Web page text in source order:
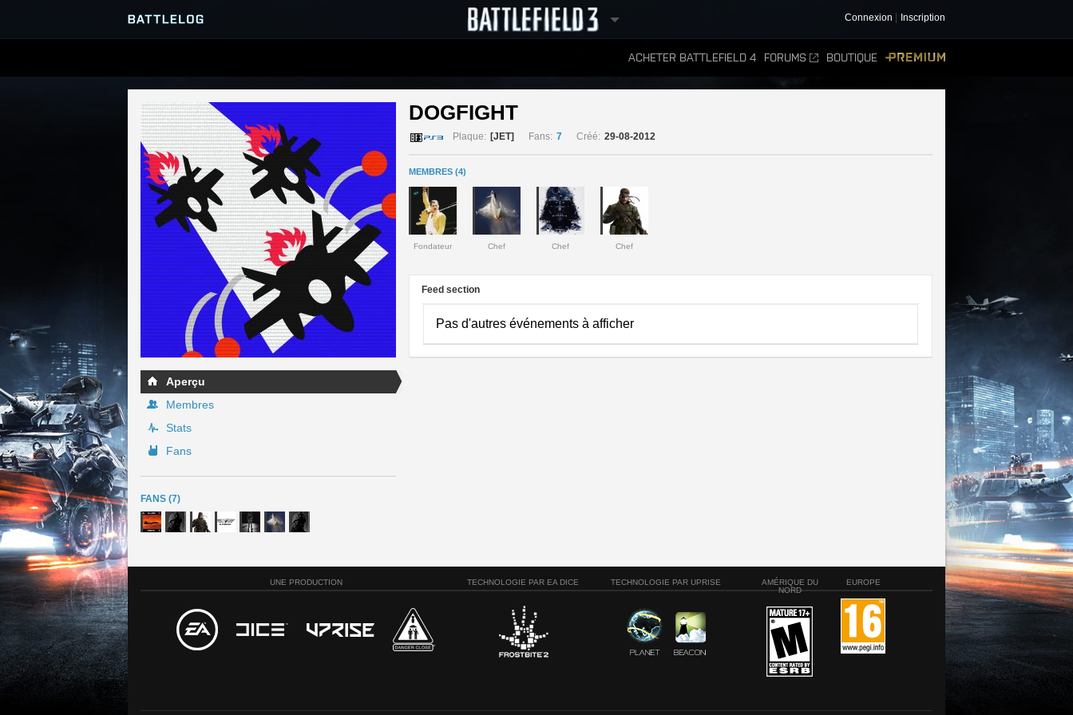
Connexion Inscription
ACHETER BATTLEFIELD 4 FORUMS BOUTIQUE
SERVEURS
PARTIES
CLASSEMENTS
Aperçu
Membres
Stats
Fans
FANS (7)
DOGFIGHT
Plaque: [JET] Fans: 7 Créé: 29-08-2012
MEMBRES (4)
Fondateur Chef Chef Chef
Feed section
Pas d'autres événements à afficher
UNE PRODUCTION TECHNOLOGIE PAR EA DICE TECHNOLOGIE PAR UPRISE
AMÉRIQUE DU
NORD
EUROPE